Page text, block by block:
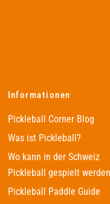
Informationen
Pickleball Corner Blog
Was ist Pickleball?
Wo kann in der Schweiz
Pickleball gespielt
Pickleball Paddle Guide